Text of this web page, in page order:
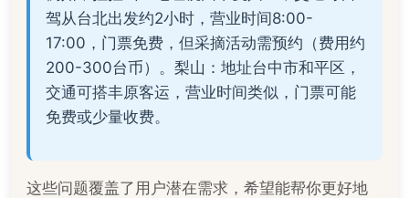
驾从台北出发约2小时，营业时间8:00-
17:00，门票免费，但采摘活动需预约（费用约
200-300台币）。梨山：地址台中市和平区，
交通可搭丰原客运，营业时间类似，门票可能
免费或少量收费。
这些问题覆盖了用户潜在需求，希望能帮你更好地